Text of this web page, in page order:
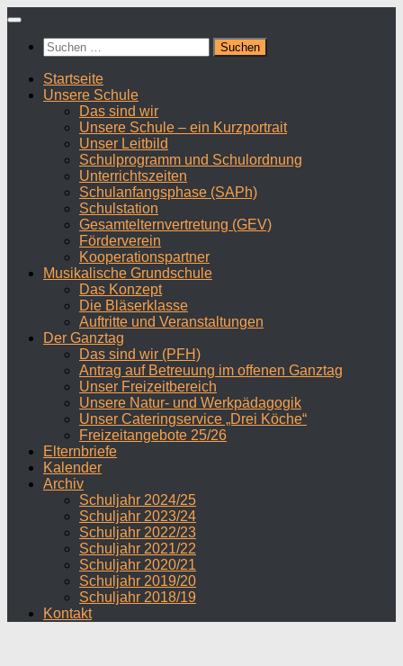
Zum
springenSuchen
nach:
Startseite
Unsere Schule
Das sind wir
Unsere Schule – ein Kurzportrait
Unser Leitbild
Schulprogramm und Schulordnung
Unterrichtszeiten
Schulanfangsphase (SAPh)
Schulstation
Gesamtelternvertretung (GEV)
Förderverein
Kooperationspartner
Musikalische Grundschule
Das Konzept
Die Bläserklasse
Auftritte und Veranstaltungen
Der Ganztag
Das sind wir (PFH)
Antrag auf Betreuung im offenen Ganztag
Unser Freizeitbereich
Unsere Natur- und Werkpädagogik
Unser Cateringservice „Drei Köche“
Freizeitangebote 25/26
Elternbriefe
Kalender
Archiv
Schuljahr 2024/25
Schuljahr 2023/24
Schuljahr 2022/23
Schuljahr 2021/22
Schuljahr 2020/21
Schuljahr 2019/20
Schuljahr 2018/19
Kontakt